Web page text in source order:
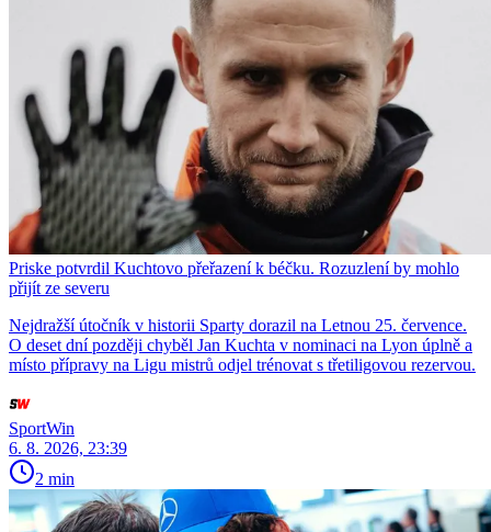
Priske potvrdil Kuchtovo přeřazení k béčku. Rozuzlení by mohlo
přijít ze severu
Nejdražší útočník v historii Sparty dorazil na Letnou 25. července.
O deset dní později chyběl Jan Kuchta v nominaci na Lyon úplně a
místo přípravy na Ligu mistrů odjel trénovat s třetiligovou rezervou.
SportWin
6. 8. 2026, 23:39
2 min